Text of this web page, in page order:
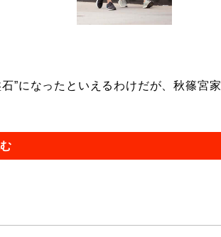
”になったといえるわけだが、秋篠宮家